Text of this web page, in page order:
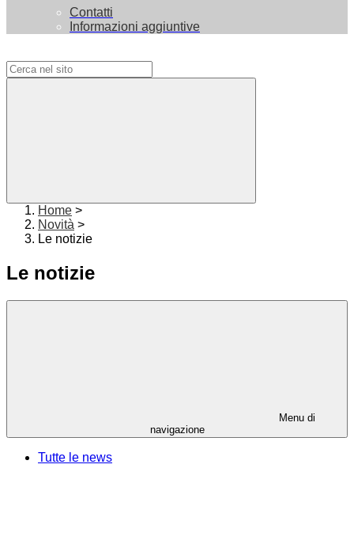
Contatti
Informazioni aggiuntive
Home >
Novità >
Le notizie
Le notizie
Menu di
navigazione
Tutte le news